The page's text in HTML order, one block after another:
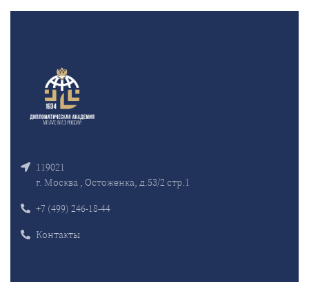
119021
г. Москва , Остоженка, д.53/2 стр.1
+7 (499) 246-18-44
Контакты